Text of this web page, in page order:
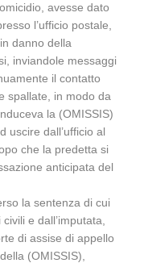
avesse dato
l’ufficio postale,
danno della
inviandole messaggi
il contatto
spallate, in modo da
la (OMISSIS)
uscire dall’ufficio al
che la predetta si
anticipata del
la sentenza di cui
e dall’imputata,
di assise di appello
(OMISSIS),